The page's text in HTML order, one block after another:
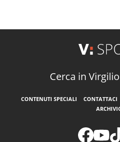
Cerca in
CONTENUTI SPECIALI CONTATTACI